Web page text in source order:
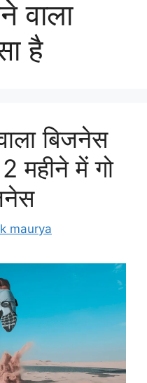
वाला
है
बिजनेस
महीने में गो
maurya